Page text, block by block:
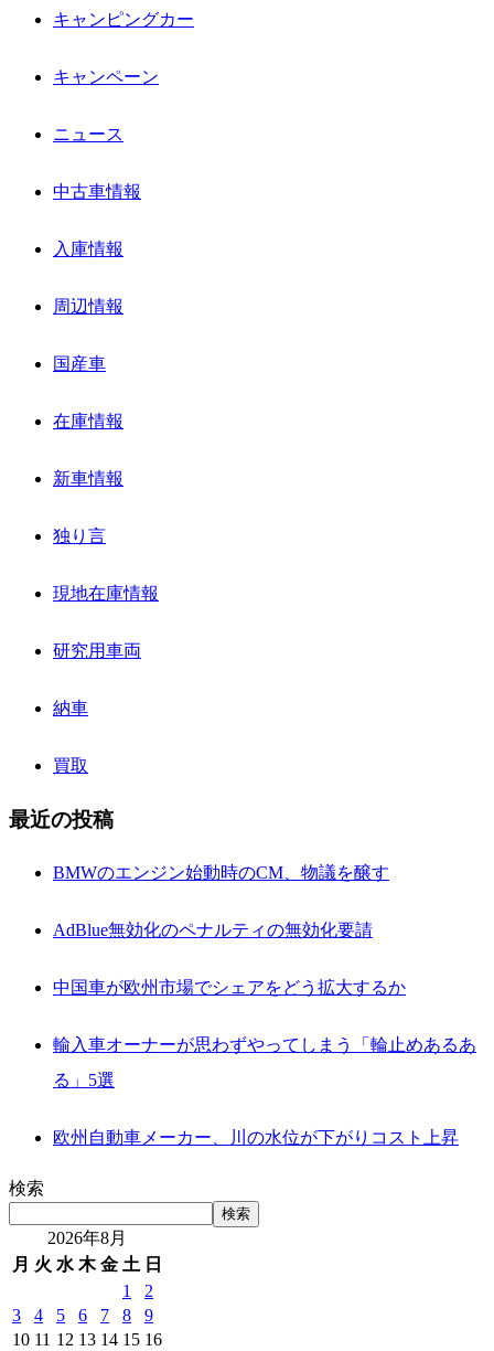
キャンピングカー
キャンペーン
ニュース
中古車情報
入庫情報
周辺情報
国産車
在庫情報
新車情報
独り言
現地在庫情報
研究用車両
納車
買取
最近の投稿
BMWのエンジン始動時のCM、物議を醸す
AdBlue無効化のペナルティの無効化要請
中国車が欧州市場でシェアをどう拡大するか
輸入車オーナーが思わずやってしまう「輪止めあるあ
る」5選
欧州自動車メーカー、川の水位が下がりコスト上昇
検索
検索
2026年8月
月 火 水 木 金 土 日
1
2
3
4 5 6 7 8
9
10 11 12 13 14 15 16